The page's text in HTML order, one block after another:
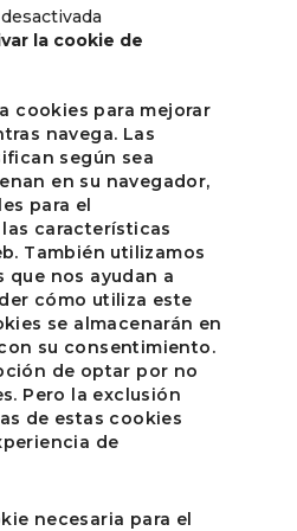
la cookie de
cookies para mejorar
navega. Las
según sea
en su navegador,
para el
características
También utilizamos
que nos ayudan a
cómo utiliza este
se almacenarán en
su consentimiento.
de optar por no
Pero la exclusión
de estas cookies
de
necesaria para el